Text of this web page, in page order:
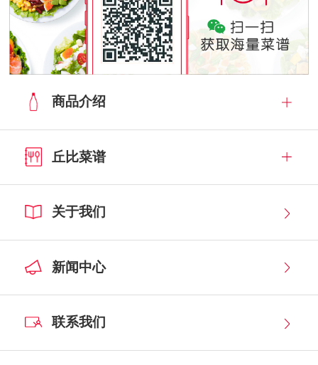
商品介绍
丘比菜谱
关于我们
新闻中心
联系我们